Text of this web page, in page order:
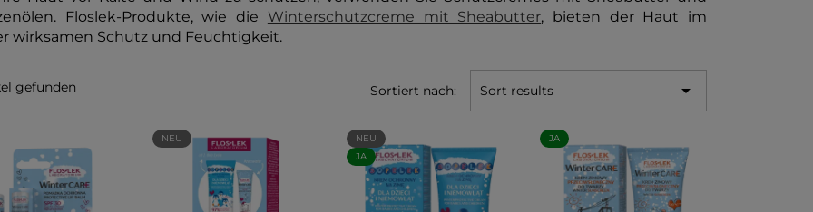
Floslek-Produkte, wie die Winterschutzcreme mit Sheabutter, bieten der Haut im
wirksamen Schutz und Feuchtigkeit.
gefunden Sortiert nach: Sort results 
NEU
NEU
JA
JA